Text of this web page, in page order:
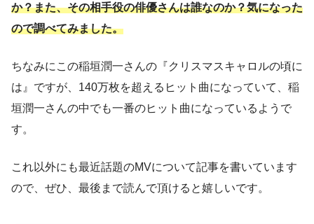
か？また、その相手役の俳優さんは誰なのか？気になった
ので調べてみました。
ちなみにこの稲垣潤一さんの『クリスマスキャロルの頃に
は』ですが、140万枚を超えるヒット曲になっていて、稲
垣潤一さんの中でも一番のヒット曲になっているようで
す。
これ以外にも最近話題のMVについて記事を書いています
ので、ぜひ、最後まで読んで頂けると嬉しいです。